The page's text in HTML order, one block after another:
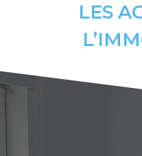
LES